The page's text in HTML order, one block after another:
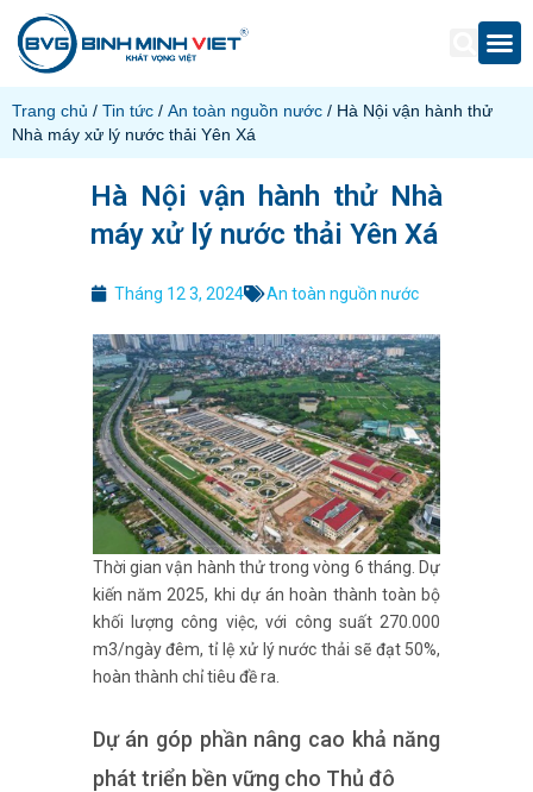
Trang chủ / Tin tức / An toàn nguồn nước / Hà Nội vận hành thử
Nhà máy xử lý nước thải Yên Xá
Hà Nội vận hành thử Nhà
máy xử lý nước thải Yên Xá
Tháng 12 3, 2024 An toàn nguồn nước
Thời gian vận hành thử trong vòng 6 tháng. Dự
kiến năm 2025, khi dự án hoàn thành toàn bộ
khối lượng công việc, với công suất 270.000
m3/ngày đêm, tỉ lệ xử lý nước thải sẽ đạt 50%,
hoàn thành chỉ tiêu đề ra.
Dự án góp phần nâng cao khả năng
phát triển bền vững cho Thủ đô